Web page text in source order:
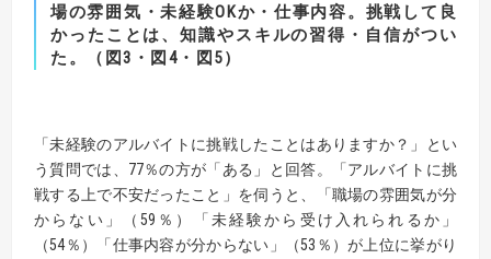
場の雰囲気・未経験OKか・仕事内容。挑戦して良
かったことは、知識やスキルの習得・自信がつい
た。（図3・図4・図5）
「未経験のアルバイトに挑戦したことはありますか？」とい
う質問では、77％の方が「ある」と回答。「アルバイトに挑
戦する上で不安だったこと」を伺うと、「職場の雰囲気が分
からない」（59％）「未経験から受け入れられるか」
（54％）「仕事内容が分からない」（53％）が上位に挙がり